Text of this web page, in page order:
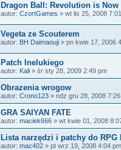
Dragon Ball: Revolution is Now
autor: CzortGames » wt lis 25, 2008
Vegeta ze Scouterem
autor: BH Daimaouji » pn kwie 17, 2006
Patch Inelukiego
autor: Kali » śr sty 28, 2009 2:49 pm
Obrazenia wrogow
autor: Crono123 » ndz gru 28, 2008
GRA SAIYAN FATE
autor: maciek666 » wt kwie 01, 2008
Lista narzędzi i patchy do RPG
autor: mac402 » pt wrz 19, 2008 4:04 pm